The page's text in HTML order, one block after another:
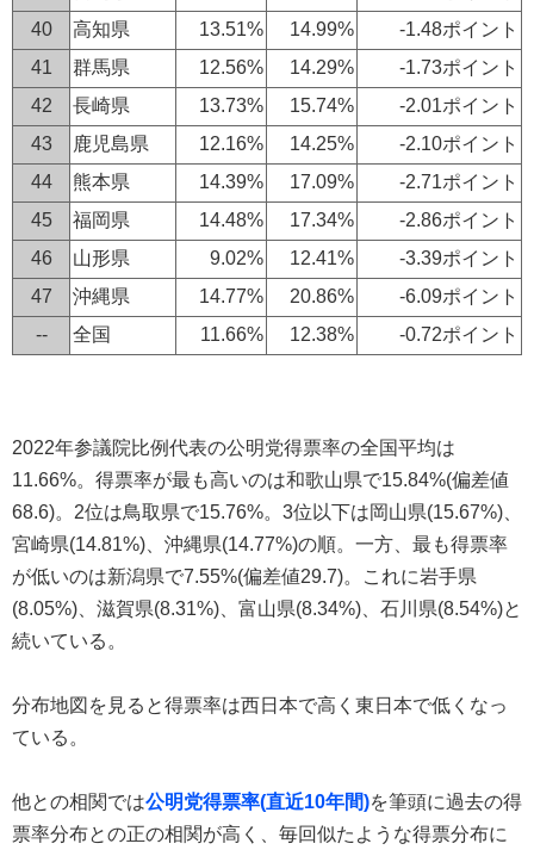
40
高知県 13.51% 14.99%
-1.48ポイント
41
群馬県 12.56% 14.29%
-1.73ポイント
42
長崎県 13.73% 15.74%
-2.01ポイント
43
鹿児島県 12.16% 14.25%
-2.10ポイント
44
熊本県 14.39% 17.09%
-2.71ポイント
45
福岡県 14.48% 17.34%
-2.86ポイント
46
山形県 9.02% 12.41%
-3.39ポイント
47
沖縄県 14.77% 20.86%
-6.09ポイント
--
全国 11.66% 12.38% -0.72ポイント
2022年参議院比例代表の公明党得票率の全国平均は
11.66%。得票率が最も高いのは和歌山県で15.84%(偏差値
68.6)。2位は鳥取県で15.76%。3位以下は岡山県(15.67%)、
宮崎県(14.81%)、沖縄県(14.77%)の順。一方、最も得票率
が低いのは新潟県で7.55%(偏差値29.7)。これに岩手県
(8.05%)、滋賀県(8.31%)、富山県(8.34%)、石川県(8.54%)と
続いている。
分布地図を見ると得票率は西日本で高く東日本で低くなっ
ている。
他との相関では公明党得票率(直近10年間)を筆頭に過去の得
票率分布との正の相関が高く、毎回似たような得票分布に